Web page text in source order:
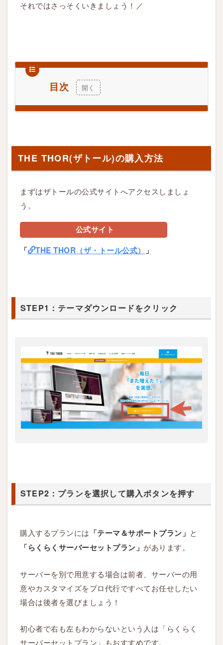
それではさっそくいきましょう！／
目次
1
T
O
R
ト
ー
入
1.1
S
P
1
ウ
ー
ド
リ
ク
THE THOR(ザトール)の購入方法
まずはザトールの公式サイトへアクセスしましょ
う。
公式サイト
「
THE THOR（ザ・トール公式） 」
STEP1：テーマダウンロードをクリック
STEP2：プランを選択して購入ボタンを押す
購入するプランには 「テーマ＆サポートプラン」 と
「らくらくサーバーセットプラン」 があります。
サーバーを別で用意する場合は前者、サーバーの用
意やカスタマイズをプロ代行ですべてお任せしたい
場合は後者を選びましょう！
初心者で右も左もわからないという人は「らくらく
サーバーセットプラン」もおすすめです。